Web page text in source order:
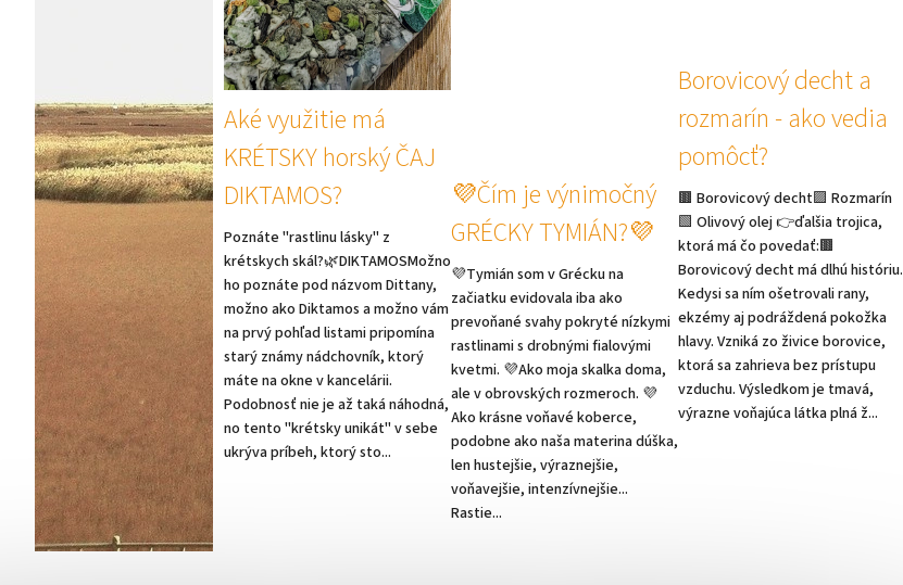
l
á
n
k
o
vAké využitie má
KRÉTSKY horský ČAJ
DIKTAMOS?
Poznáte "rastlinu lásky" z
krétskych skál?🌿DIKTAMOSMožno
ho poznáte pod názvom Dittany,
možno ako Diktamos a možno vám
na prvý pohľad listami pripomína
starý známy nádchovník, ktorý
máte na okne v kancelárii.
Podobnosť nie je až taká náhodná,
no tento "krétsky unikát" v sebe
ukrýva príbeh, ktorý sto...
💜Čím je výnimočný
GRÉCKY TYMIÁN?💜
💜Tymián som v Grécku na
začiatku evidovala iba ako
prevoňané svahy pokryté nízkymi
rastlinami s drobnými fialovými
kvetmi. 💜Ako moja skalka doma,
ale v obrovských rozmeroch. 💜
Ako krásne voňavé koberce,
podobne ako naša materina dúška,
len hustejšie, výraznejšie,
voňavejšie, intenzívnejšie...
Rastie...
Borovicový decht a
rozmarín - ako vedia
pomôcť?
🟫 Borovicový decht🟪 Rozmarín
🟩 Olivový olej 👉ďalšia trojica,
ktorá má čo povedať:🟫
Borovicový decht má dlhú históriu.
Kedysi sa ním ošetrovali rany,
ekzémy aj podráždená pokožka
hlavy. Vzniká zo živice borovice,
ktorá sa zahrieva bez prístupu
vzduchu. Výsledkom je tmavá,
výrazne voňajúca látka plná ž...